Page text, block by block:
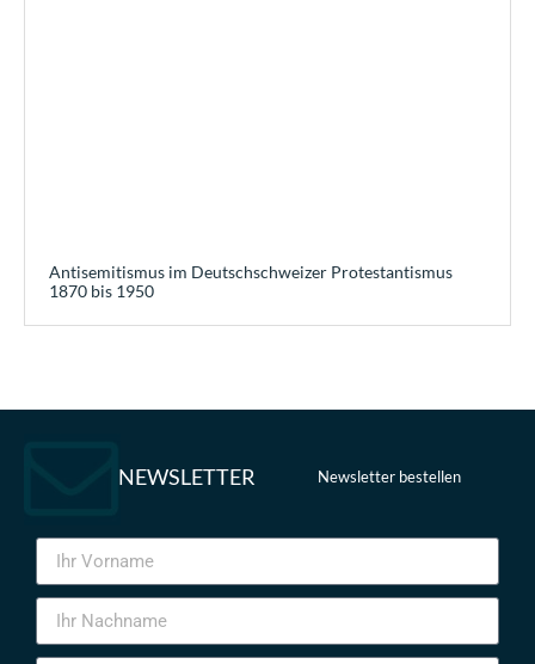
Antisemitismus im Deutschschweizer Protestantismus
1870 bis 1950
NEWSLETTER Newsletter bestellen